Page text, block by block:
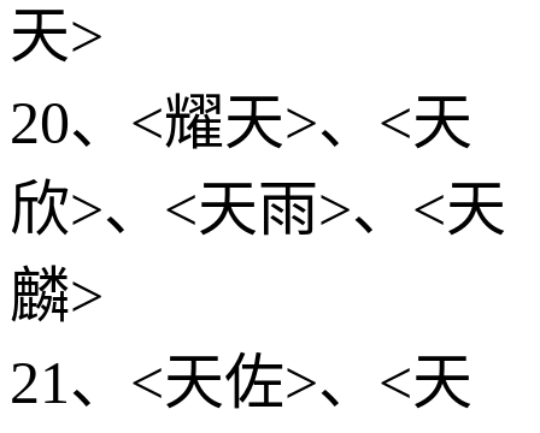
天>
20、<耀天>、<天
欣>、<天雨>、<天
麟>
21、<天佐>、<天